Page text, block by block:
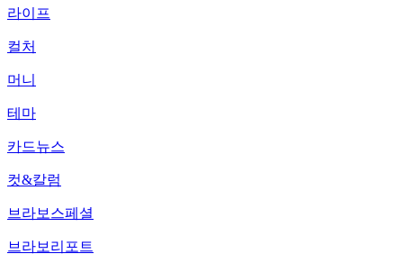
라이프
컬처
머니
테마
카드뉴스
컷&칼럼
브라보스페셜
브라보리포트